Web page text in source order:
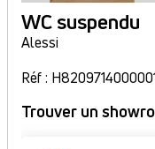
WC suspendu
Alessi
Réf :
Trouver un